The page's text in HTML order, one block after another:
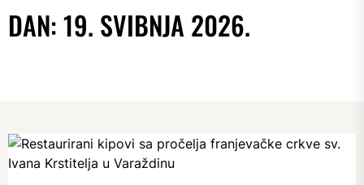
DAN:19. SVIBNJA 2026.